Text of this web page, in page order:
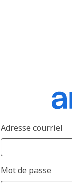
Adresse courriel
Mot de passe